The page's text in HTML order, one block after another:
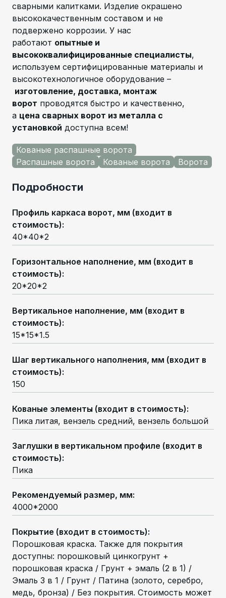
сварными калитками. Изделие окрашено
высококачественным составом и не
подвержено коррозии. У нас
работают опытные и
высококвалифицированные специалисты,
используем сертифицированные материалы и
высокотехнологичное оборудование –
изготовление, доставка, монтаж
ворот проводятся быстро и качественно,
а цена сварных ворот из металла с
установкой доступна всем!
Кованые распашные ворота
Распашные ворота
Кованые ворота Ворота
Подробности
Профиль каркаса ворот, мм (входит в
стоимость):
40*40*2
Горизонтальное наполнение, мм (входит в
стоимость):
20*20*2
Вертикальное наполнение, мм (входит в
стоимость):
15*15*1.5
Шаг вертикального наполнения, мм (входит в
стоимость):
150
Кованые элементы (входит в стоимость):
Пика литая, вензель средний, вензель большой
Заглушки в вертикальном профиле (входит в
стоимость):
Пика
Рекомендуемый размер, мм:
4000*2000
Покрытие (входит в стоимость):
Порошковая краска. Также для покрытия
доступны: порошковый цинкогрунт +
порошковая краска / Грунт + эмаль (2 в 1) /
Эмаль 3 в 1 / Грунт / Патина (золото, серебро,
медь, бронза) / Без покрытия. Стоимость может